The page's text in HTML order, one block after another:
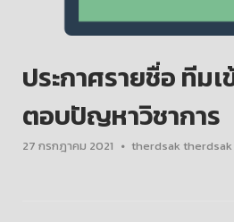
ประกาศรายชื่อ ทีม
ตอบปัญหาวิชาการ
27 กรกฎาคม 2021 therdsak therdsak